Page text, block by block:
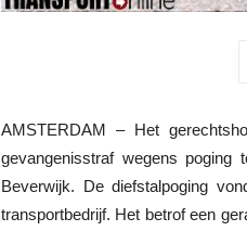
AMSTERDAM – Het
gevangenisstraf wegens
Beverwijk. De diefstalpoging
transportbedrijf. Het betrof een